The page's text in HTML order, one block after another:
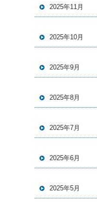
2025年11月
2025年10月
2025年9月
2025年8月
2025年7月
2025年6月
2025年5月